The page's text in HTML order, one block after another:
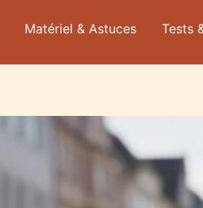
Matériel & Astuces Tests